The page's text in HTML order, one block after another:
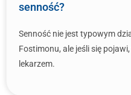
senność?
Senność nie jest typowym
Fostimonu, ale jeśli się
lekarzem.